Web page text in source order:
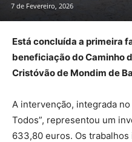
7 de Fevereiro, 2026
Está concluída a primeira
beneficiação do Caminho
Cristóvão de Mondim de
A intervenção, integrada
Todos”, representou um
633,80 euros. Os